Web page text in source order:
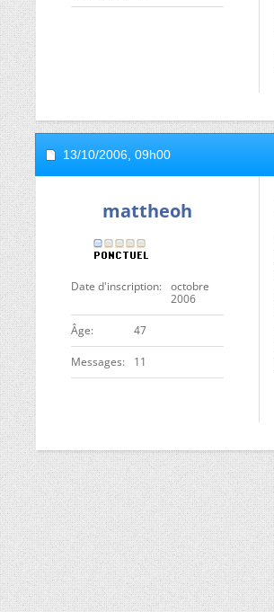
13/10/2006, 09h00
mattheoh
Date d'inscription
octobre
2006
ge 47
Messages 11